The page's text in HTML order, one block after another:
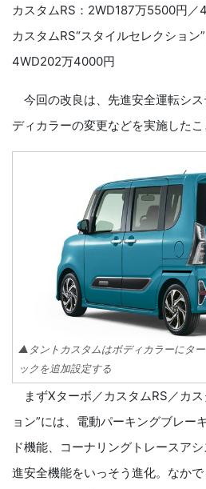
カスタムRS：2WD187万5500円／
カスタムRS“スタイルセレクショ
4WD202万4000円
今回の改良は、先進安全運転シ
ディカラーの変更などを実施したこ
▲タントカスタムはボディカラーにタ
ックを追加設定する
まずXターボ／カスタムRS／カス
ョン”には、電動パーキングブレー
ド機能、コーナリングトレースア
進安全機能をいっそう進化。なか